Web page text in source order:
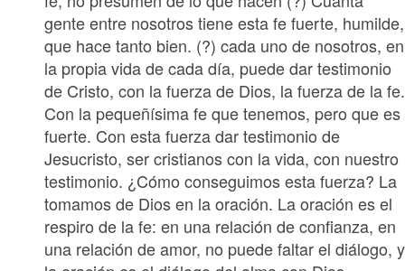
gente entre nosotros tiene esta fe fuerte, humilde,
que hace tanto bien. (?) cada uno de nosotros, en
la propia vida de cada día, puede dar testimonio
de Cristo, con la fuerza de Dios, la fuerza de la fe.
Con la pequeñísima fe que tenemos, pero que es
fuerte. Con esta fuerza dar testimonio de
Jesucristo, ser cristianos con la vida, con nuestro
testimonio. ¿Cómo conseguimos esta fuerza? La
tomamos de Dios en la oración. La oración es el
respiro de la fe: en una relación de confianza, en
una relación de amor, no puede faltar el diálogo, y